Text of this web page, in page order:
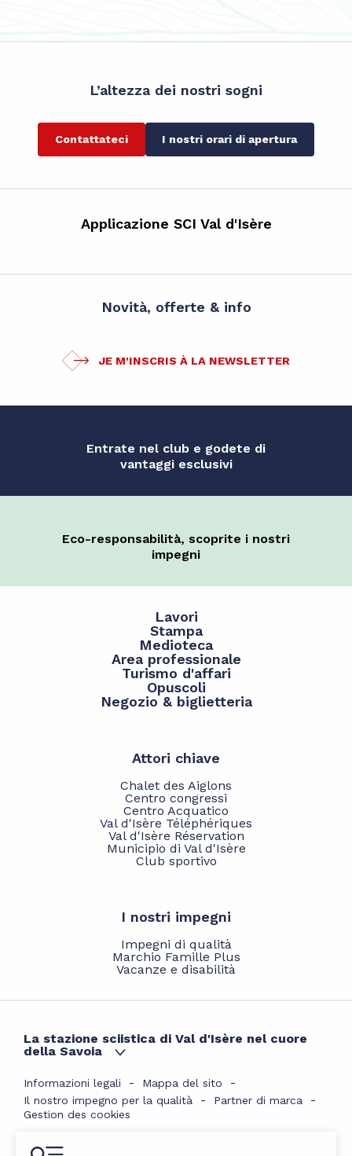
L’altezza dei nostri sogni
Contattateci I nostri orari di apertura
Applicazione SCI Val d'Isère
Novità, offerte & info
JE M'INSCRIS À LA NEWSLETTER
Entrate nel club e godete di
vantaggi esclusivi
Eco-responsabilità, scoprite i nostri
impegni
Lavori
Stampa
Medioteca
Area professionale
Turismo d'affari
Opuscoli
Negozio & biglietteria
Attori chiave
Chalet des Aiglons
Centro congressi
Centro Acquatico
Val d'Isère Téléphériques
Val d'Isère Réservation
Municipio di Val d'Isère
Club sportivo
I nostri impegni
Impegni di qualità
Marchio Famille Plus
Vacanze e disabilità
La stazione sciistica di Val d'Isère nel cuore
della Savoia
Informazioni legali
Mappa del sito
Il nostro impegno per la qualità
Partner di marca
Gestion des cookies